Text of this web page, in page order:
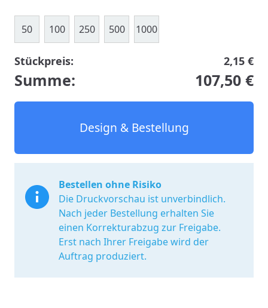
50 100 250 500 1000
Stückpreis: 2,15 €
Summe: 107,50 €
Design & Bestellung
Bestellen ohne Risiko
Die Druckvorschau ist unverbindlich.
Nach jeder Bestellung erhalten Sie
einen Korrekturabzug zur Freigabe.
Erst nach Ihrer Freigabe wird der
Auftrag produziert.